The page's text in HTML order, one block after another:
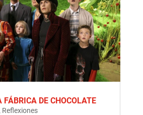
FÁBRICA DE CHOCOLATE
Reflexiones